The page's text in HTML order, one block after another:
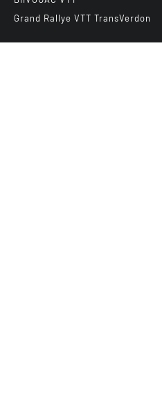
Grand Rallye VTT TransVerdon